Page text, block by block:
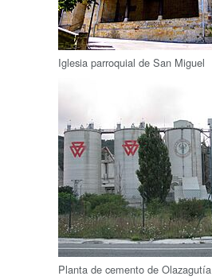
Iglesia parroquial de San Miguel
Planta de cemento de Olazagutía